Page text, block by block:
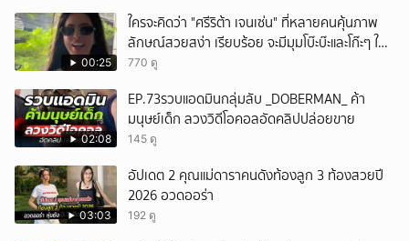
00:25
ใครจะคิดว่า "ศรีริต้า เจนเซ่น" ที่หลายคนคุ้นภาพ
ลักษณ์สวยสง่า เรียบร้อย จะมีมุมโบ๊ะบ๊ะและโก๊ะๆ ให้
ได้อมยิ้มเหมือนกัน งานนี้ทำเอาแฟนๆ ทั้งเอ็นดูทั้ง
770 ดู
02:08
EP.73รวบแอดมินกลุ่มลับ _DOBERMAN_ ค้า
มนุษย์เด็ก ลวงวิดีโอคอลอัดคลิปปล่อยขาย
145 ดู
03:03
อัปเดต 2 คุณแม่ดาราคนดังท้องลูก 3 ท้องสวยปี
2026 อวดออร่า
192 ดู